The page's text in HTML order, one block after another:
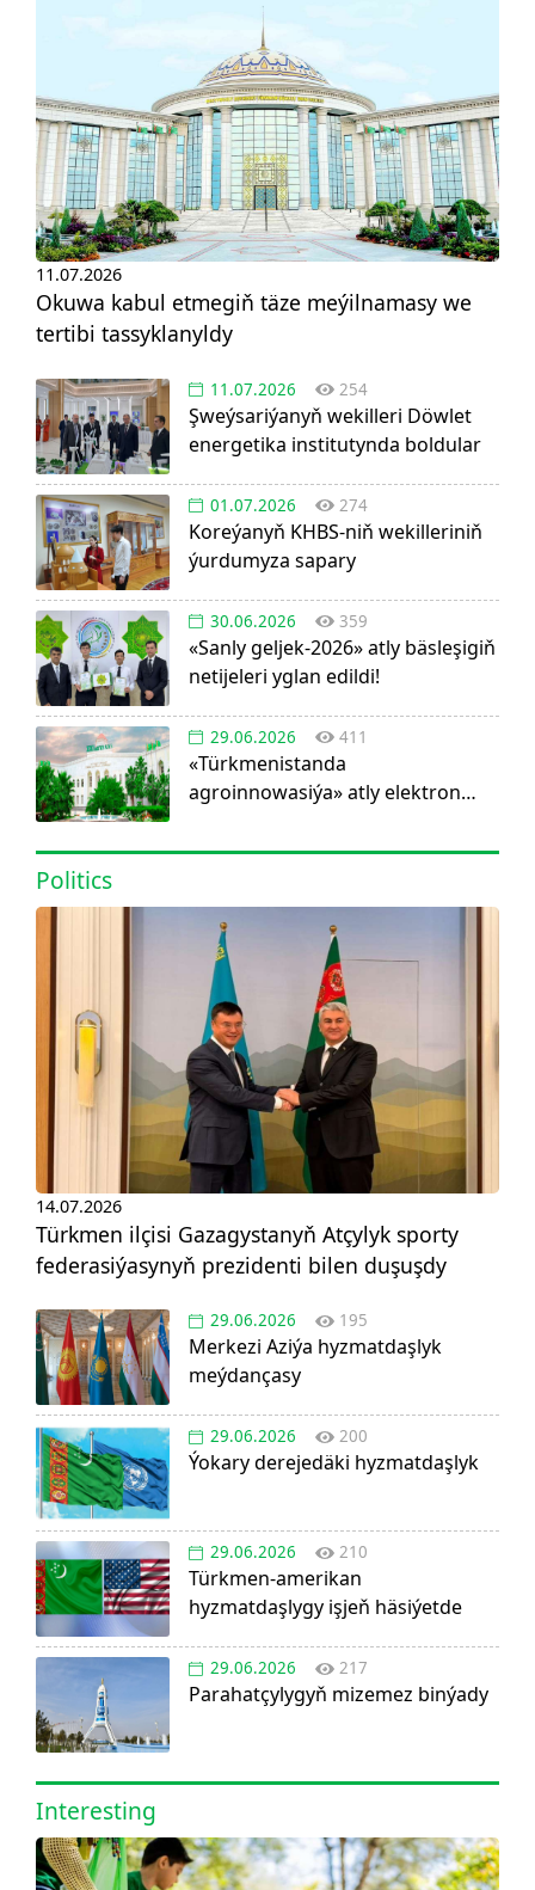
11.07.2026
Okuwa kabul etmegiň täze meýilnamasy we
tertibi tassyklanyldy
11.07.2026 254
Şweýsariýanyň wekilleri Döwlet
energetika institutynda boldular
01.07.2026 274
Koreýanyň KHBS-niň wekilleriniň
ýurdumyza sapary
30.06.2026 359
«Sanly geljek-2026» atly bäsleşigiň
netijeleri yglan edildi!
29.06.2026 411
«Türkmenistanda
agroinnowasiýa» atly elektron
Politics
14.07.2026
Türkmen ilçisi Gazagystanyň Atçylyk sporty
federasiýasynyň prezidenti bilen duşuşdy
29.06.2026 195
Merkezi Aziýa hyzmatdaşlyk
meýdançasy
29.06.2026 200
Ýokary derejedäki hyzmatdaşlyk
29.06.2026 210
Türkmen-amerikan
hyzmatdaşlygy işjeň häsiýetde
29.06.2026 217
Parahatçylygyň mizemez binýady
Interesting